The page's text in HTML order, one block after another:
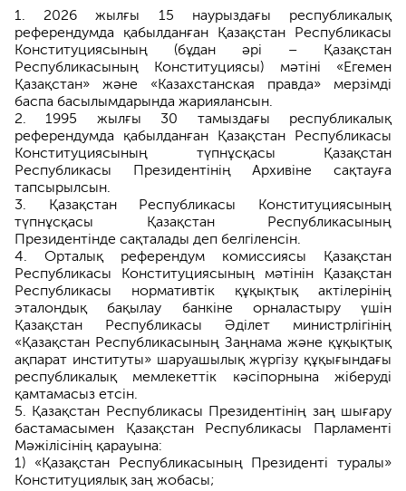
2026 жылғы 15 наурыздағы республикалық
референдумда қабылданған Қазақстан Республикасы
Конституциясының (бұдан әрі – Қазақстан
Республикасының Конституциясы) мәтіні «Егемен
Қазақстан» және «Казахстанская правда» мерзімді
баспа басылымдарында жариялансын.
1995 жылғы 30 тамыздағы республикалық
референдумда қабылданған Қазақстан Республикасы
Конституциясының түпнұсқасы Қазақстан
Республикасы Президентінің Архивіне сақтауға
тапсырылсын.
Қазақстан Республикасы Конституциясының
түпнұсқасы Қазақстан Республикасының
Президентінде сақталады деп белгіленсін.
Орталық референдум комиссиясы Қазақстан
Республикасы Конституциясының мәтінін Қазақстан
Республикасы нормативтік құқықтық актілерінің
эталондық бақылау банкіне орналастыру үшін
Қазақстан Республикасы Әділет министрлігінің
«Қазақстан Республикасының Заңнама және құқықтық
ақпарат институты» шаруашылық жүргізу құқығындағы
республикалық мемлекеттік кәсіпорнына жіберуді
қамтамасыз етсін.
Қазақстан Республикасы Президентінің заң шығару
бастамасымен Қазақстан Республикасы Парламенті
Мәжілісінің қарауына:
1) «Қазақстан Республикасының Президенті туралы»
Конституциялық заң жобасы;